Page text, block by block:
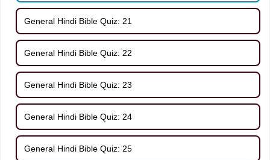
General Hindi Bible Quiz: 21
General Hindi Bible Quiz: 22
General Hindi Bible Quiz: 23
General Hindi Bible Quiz: 24
General Hindi Bible Quiz: 25